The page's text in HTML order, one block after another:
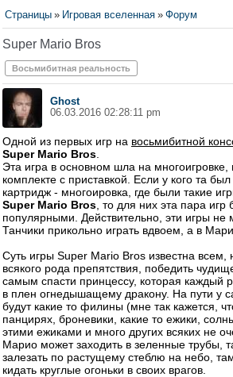
Страницы » Игровая вселенная » Форум
Super Mario Bros
Восьмибитная реальность
Ghost
06.03.2016 02:28:11 pm
Одной из первых игр на восьмибитной
Super Mario Bros
Эта игра в основном шла на многоигровке,
комплекте с приставкой. Если у кого та
картридж - многоировка, где были такие
Super Mario Bros , то для них эта пара
популярными. Действительно, эти игры не
Танчики прикольно играть вдвоем, а в
Суть игры Super Mario Bros известна всем,
всякого рода препятствия, победить
самым спасти принцессу, которая каждый
в плен огнедышащему дракону. На пути у
будут какие то филины (мне так кажется,
панцирях, броневики, какие то ежики,
этими ежиками и много других всяких не
Марио может заходить в зеленные трубы,
залезать по растущему стеблю на небо,
кидать круглые огоньки в своих врагов.